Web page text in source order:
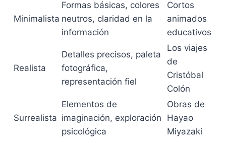
Minimalista
Formas básicas, colores
neutros, claridad en la
información
Cortos
animados
educativos
Realista
Detalles precisos, paleta
fotográfica,
representación fiel
Los viajes
de
Cristóbal
Colón
Surrealista
Elementos de
imaginación, exploración
psicológica
Obras de
Hayao
Miyazaki